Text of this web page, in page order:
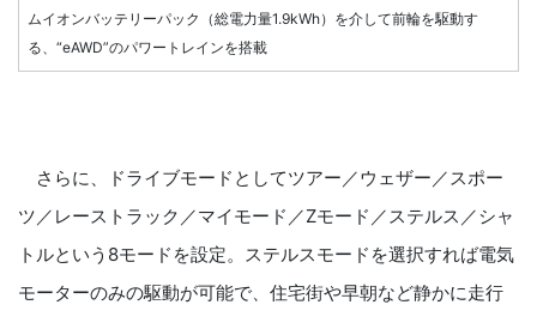
ムイオンバッテリーパック（総電力量1.9kWh）を介して前輪を駆動す
る、“eAWD”のパワートレインを搭載
さらに、ドライブモードとしてツアー／ウェザー／スポー
ツ／レーストラック／マイモード／Zモード／ステルス／シャ
トルという8モードを設定。ステルスモードを選択すれば電気
モーターのみの駆動が可能で、住宅街や早朝など静かに走行